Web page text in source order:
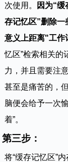
次使用。
因为“
存记忆区”删除
意义上距离"工作
忆区”检索相关的
力，并且需要注
甚至是痛苦的，
脑便会给予一次
着”。
第三步：
将“缓存记忆区”